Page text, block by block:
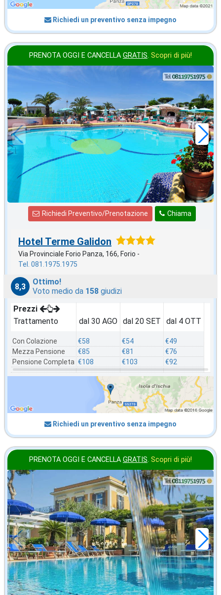
Richiedi un preventivo senza impegno
PRENOTA OGGI E CANCELLA GRATIS. Scopri di più!
settembre
in offerta da
€54,00
a notte
Chiama
Richiedi Preventivo/Prenotazione
Hotel Terme Galidon
Via Provinciale Forio Panza, 166, Forio -
Tel. 081.1975.1975
8,3
Ottimo!
Voto medio da 158 giudizi
Prezzi
Trattamento
Con Colazione
Mezza Pensione
Pensione Completa
dal 30 AGO
€58
€85
€108
dal 20 SET
€54
€81
€103
dal 4 OTT
€49
€76
€92
Richiedi un preventivo senza impegno
PRENOTA OGGI E CANCELLA GRATIS. Scopri di più!
settembre
in offerta da
€92,86
a notte